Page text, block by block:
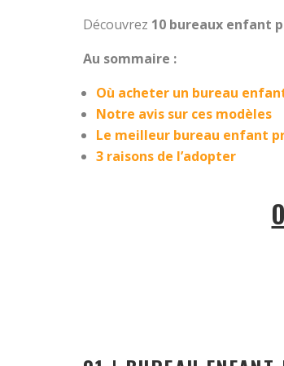
Découvrez 10 bureaux enfant
Au sommaire :
Où acheter un bureau
Notre avis sur ces modèles
Le meilleur bureau enfant
3 raisons de l’adopter